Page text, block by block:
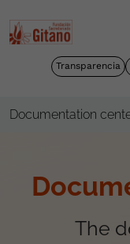
Transparencia
Documentation
The